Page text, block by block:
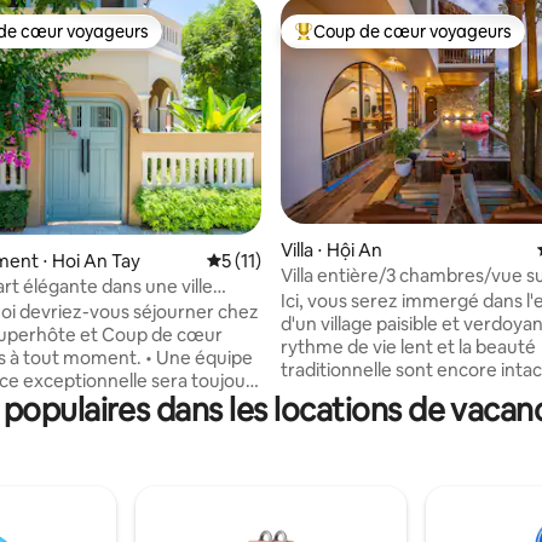
sur la base de 29 commentaires : 5 sur 5
cœur voyageurs les plus appréciés
cœur voyageurs
⋅ Hoi An Tay Évaluation moyenne sur la base de 11
5 (11)
élégante dans une ville
patrimoine - Prise en charge
devriez-vous séjourner chez
à tout moment. • Une équipe
exceptionnelle sera toujours
vous aider. • Une
de confiance avec une licence
Coups de cœur voyageurs les
Coup de cœur voyageurs
Villa ⋅ Hội An
Villa entière/3 chambres/vue
rivière/piscine privée
Ici, vous serez immergé dans
d'un village paisible et
rythme de vie lent et la beauté
traditionnelle sont encore
Explorez les villages d'artisanat
à la fabrication de la
naturelle des gens de la rivière
dans les locations de